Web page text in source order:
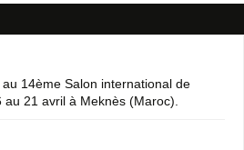
au 14ème Salon international de
au 21 avril à Meknès (Maroc).